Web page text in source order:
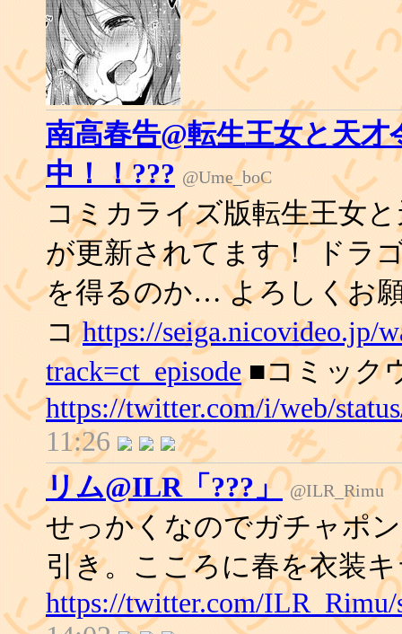
南高春告@転生王女と天
中！！??? @Ume_boC
コミカライズ版転生王女
が更新されてます！ ドラ
を得るのか… よろしくお
コhttps://seiga.nicovideo.jp/
track=ct_episode■コミック
https://twitter.com/i/web/
11:26
リム@ILR「???」
@ILR_Rimu
せっかくなのでガチャポ
引き。こころに春を衣装
https://twitter.com/ILR_Rimu/